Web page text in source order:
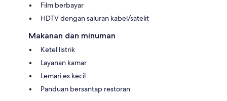
Film berbayar
HDTV dengan saluran kabel/satelit
Makanan dan minuman
Ketel listrik
Layanan kamar
Lemari es kecil
Panduan bersantap restoran